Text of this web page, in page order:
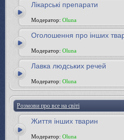
Лікарські препарати
Модератор: Oluna
Оголошення про інших
Модератор: Oluna
Лавка людських речей
Модератор: Oluna
Розмови про все на світі
Життя інших тварин
Модератор: Oluna